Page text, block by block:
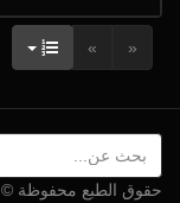
«
»
حقوق الطبع محفوظة © 2026 :: الشبكة العربية لمطوري الألعاب